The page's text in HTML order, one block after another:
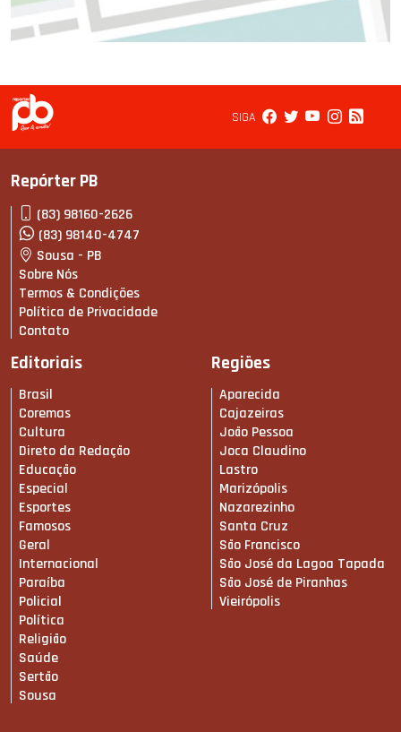
SIGA
Repórter PB
(83) 98160-2626
(83) 98140-4747
Sousa - PB
Sobre Nós
Termos & Condições
Política de Privacidade
Contato
Editoriais
Brasil
Coremas
Cultura
Direto da Redação
Educação
Especial
Esportes
Famosos
Geral
Internacional
Paraíba
Policial
Política
Religião
Saúde
Sertão
Sousa
Regiões
Aparecida
Cajazeiras
João Pessoa
Joca Claudino
Lastro
Marizópolis
Nazarezinho
Santa Cruz
São Francisco
São José da Lagoa Tapada
São José de Piranhas
Vieirópolis